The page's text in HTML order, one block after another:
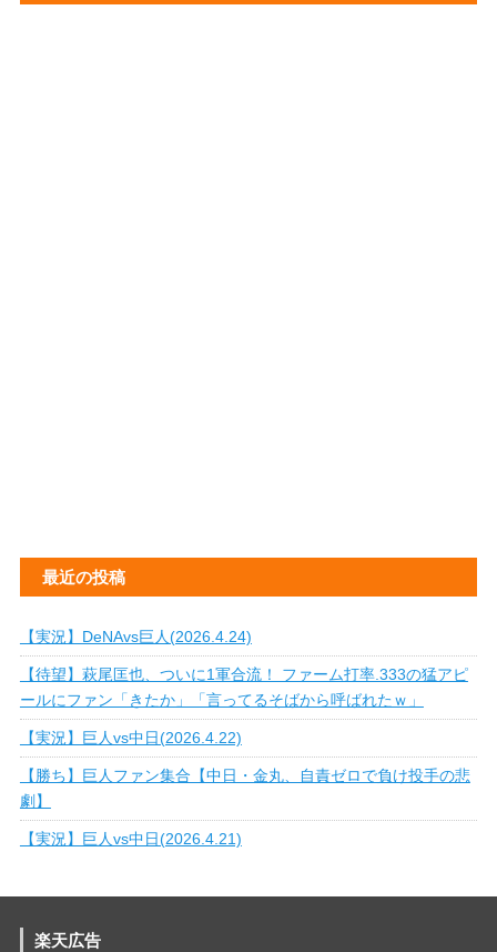
最近の投稿
【実況】DeNAvs巨人(2026.4.24)
【待望】萩尾匡也、ついに1軍合流！ ファーム打率.333の猛アピ
ールにファン「きたか」「言ってるそばから呼ばれたｗ」
【実況】巨人vs中日(2026.4.22)
【勝ち】巨人ファン集合【中日・金丸、自責ゼロで負け投手の悲
劇】
【実況】巨人vs中日(2026.4.21)
楽天広告